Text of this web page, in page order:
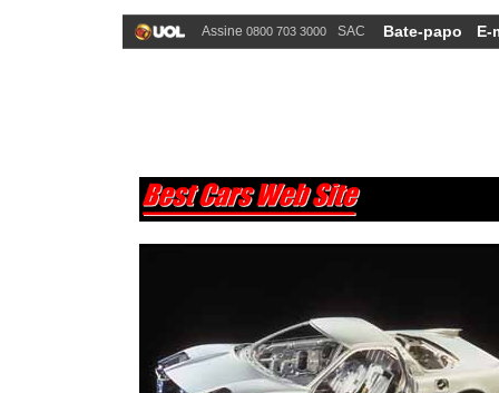
Assine 0800 703 3000 SAC Bate-papo E-